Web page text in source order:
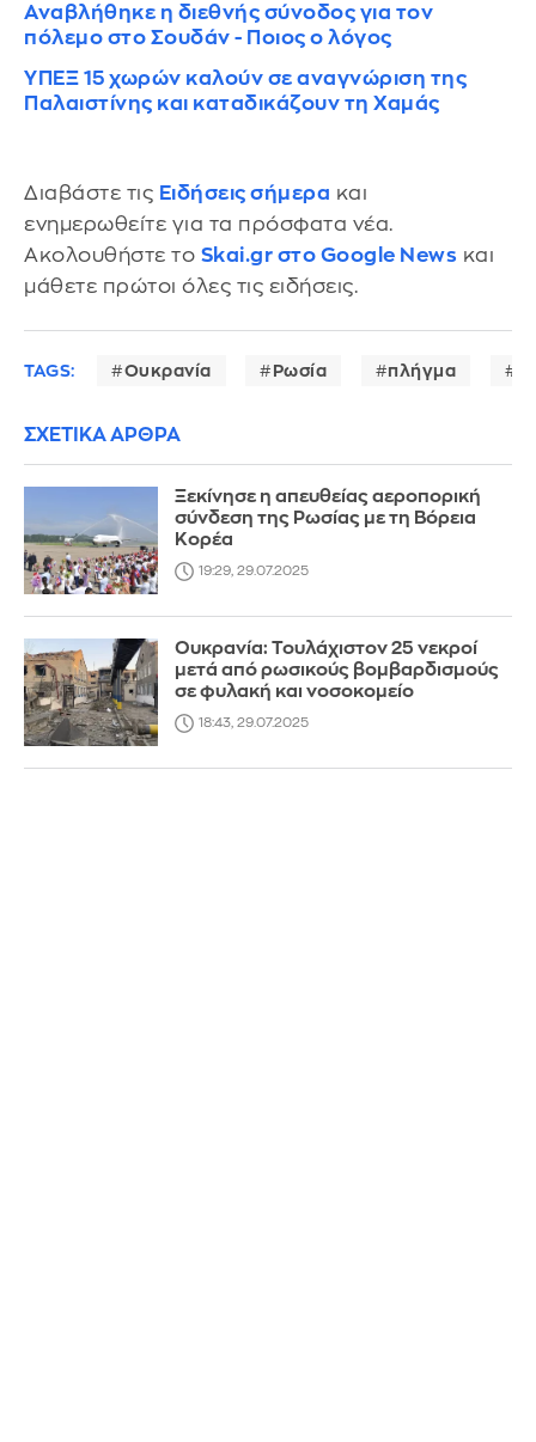
Αναβλήθηκε η διεθνής σύνοδος για τον
πόλεμο στο Σουδάν - Ποιος ο λόγος
ΥΠΕΞ 15 χωρών καλούν σε αναγνώριση της
Παλαιστίνης και καταδικάζουν τη Χαμάς
Διαβάστε τις Ειδήσεις σήμερα και
ενημερωθείτε για τα πρόσφατα νέα.
Ακολουθήστε το Skai.gr στο Google News και
μάθετε πρώτοι όλες τις ειδήσεις.
TAGS: Ουκρανία Ρωσία πλήγμα
ΣΧΕΤΙΚΑ ΑΡΘΡΑ
Ξεκίνησε η απευθείας αεροπορική
σύνδεση της Ρωσίας με τη Βόρεια
Κορέα
19:29, 29.07.2025
Ουκρανία: Τουλάχιστον 25 νεκροί
μετά από ρωσικούς βομβαρδισμούς
σε φυλακή και νοσοκομείο
18:43, 29.07.2025